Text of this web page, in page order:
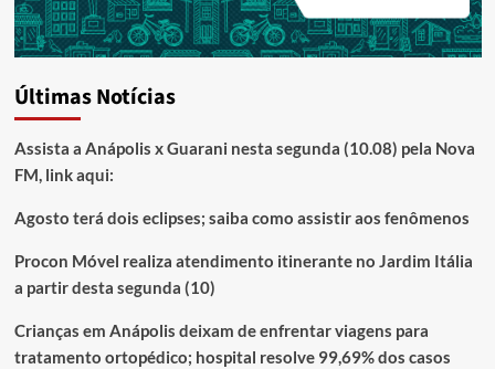
Últimas Notícias
Assista a Anápolis x Guarani nesta segunda (10.08) pela Nova
FM, link aqui:
Agosto terá dois eclipses; saiba como assistir aos fenômenos
Procon Móvel realiza atendimento itinerante no Jardim Itália
a partir desta segunda (10)
Crianças em Anápolis deixam de enfrentar viagens para
tratamento ortopédico; hospital resolve 99,69% dos casos